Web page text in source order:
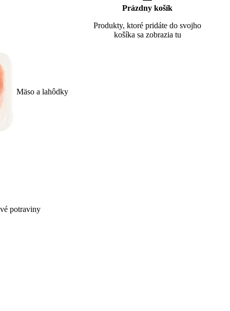
Mäso a lahôdky
potraviny
Prázdny košík
Produkty, ktoré pridáte do svojho
košíka sa zobrazia tu